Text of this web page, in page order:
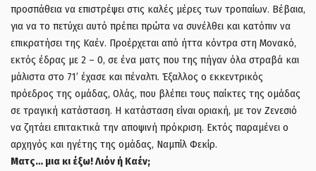
προσπάθεια να επιστρέψει στις καλές μέρες των τροπαίων. Βέβαια,
για να το πετύχει αυτό πρέπει πρώτα να συνέλθει και κατόπιν να
επικρατήσει της Καέν. Προέρχεται από ήττα κόντρα στη Μονακό,
εκτός έδρας με 2 – 0, σε ένα ματς που της πήγαν όλα στραβά και
μάλιστα στο 71’ έχασε και πέναλτι. Έξαλλος ο εκκεντρικός
πρόεδρος της ομάδας, Ολάς, που βλέπει τους παίκτες της ομάδας
σε τραγική κατάσταση. Η κατάσταση είναι οριακή, με τον Ζενεσιό
να ζητάει επιτακτικά την αποψινή πρόκριση. Εκτός παραμένει ο
αρχηγός και ηγέτης της ομάδας, Ναμπίλ Φεκίρ.
Ματς… μια κι έξω! Λιόν ή Καέν;